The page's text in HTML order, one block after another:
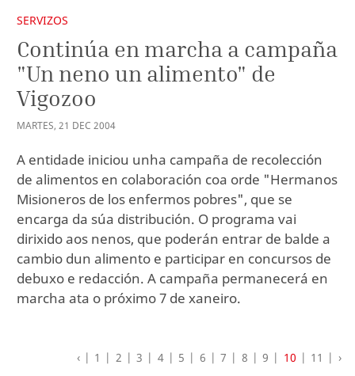
SERVIZOS
Continúa en marcha a campaña
"Un neno un alimento" de
Vigozoo
MARTES, 21 DEC 2004
A entidade iniciou unha campaña de recolección
de alimentos en colaboración coa orde "Hermanos
Misioneros de los enfermos pobres", que se
encarga da súa distribución. O programa vai
dirixido aos nenos, que poderán entrar de balde a
cambio dun alimento e participar en concursos de
debuxo e redacción. A campaña permanecerá en
marcha ata o próximo 7 de xaneiro.
‹ 1 2 3 4 5 6 7 8 9 10 11 ›